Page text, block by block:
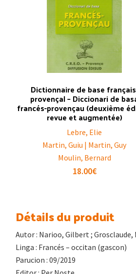
Dictionnaire de base
provençal – Diccionari de
francés-provençau (deuxième
revue et augmentée)
Lebre, Elie
Martin, Guiu | Martin, Guy
Moulin, Bernard
18.00€
Détails du produit
Autor : Narioo, Gilbert ;
Linga : Francés – occitan (gascon)
Parucion : 09/2019